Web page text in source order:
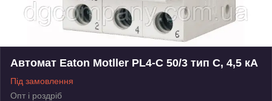
Автомат Eaton Motller PL4-C 50/3 тип С, 4,5 кА
Під замовлення
Опт і роздріб